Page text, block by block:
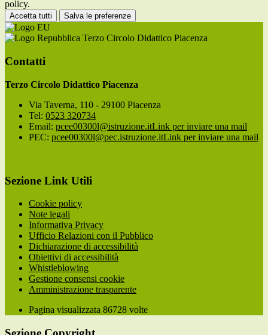
policy.
Accetta tutti Salva le preferenze
Terzo Circolo Didattico Piacenza
Contatti
Terzo Circolo Didattico Piacenza
Via Taverna, 110 - 29100 Piacenza
Tel: 0523 320734
Email: pcee00300l@istruzione.itLink per inviare una mail
PEC: pcee00300l@pec.istruzione.itLink per inviare una mail
Sezione Link Utili
Cookie policy
Note legali
Informativa Privacy
Ufficio Relazioni con il Pubblico
Dichiarazione di accessibilità
Obiettivi di accessibilità
Whistleblowing
Gestione consensi cookie
Amministrazione trasparente
Pagina visualizzata 86728 volte